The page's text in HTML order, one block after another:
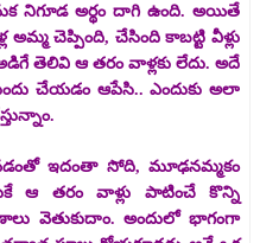
నిగూడ అర్థం దాగి ఉంది. అయితే
చెప్పింది, చేసింది కాబట్టి వీళ్లు
తెలివి ఆ తరం వాళ్లకు లేదు. అదే
చేయడం ఆపేసి.. ఎందుకు అలా
ఇదంతా సోది, మూఢనమ్మకం
ఆ తరం వాళ్లు పాటించే కొన్ని
వెతుకుదాం. అందులో భాగంగా